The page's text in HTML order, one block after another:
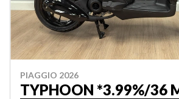
PIAGGIO 2026
TYPHOON *3.99%/36